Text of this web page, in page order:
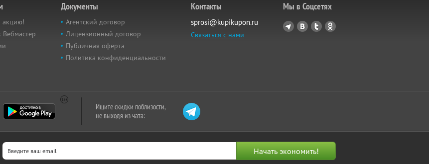
акцию!
Вебмастер
Документы
Агентский договор
Лицензионный договор
Публичная оферта
Политика конфиденциальности
Контакты
sprosi@kupikupon.ru
Связаться с нами
Мы в Соцсетях
Ищите скидки поблизости,
не выходя из чата: